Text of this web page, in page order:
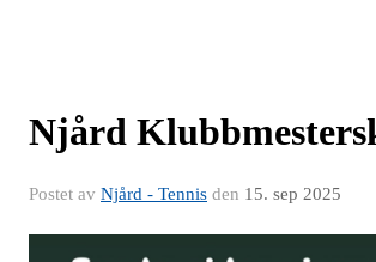
Njård
Postet av Njård - Tennis den 15. sep 2025